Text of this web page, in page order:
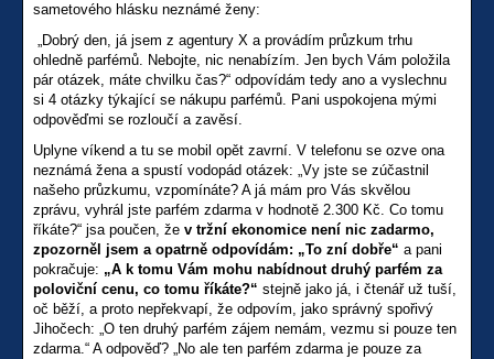
sametového hlásku neznámé ženy:
„Dobrý den, já jsem z agentury X a provádím průzkum trhu
ohledně parfémů. Nebojte, nic nenabízím. Jen bych Vám položila
pár otázek, máte chvilku čas?“ odpovídám tedy ano a vyslechnu
si 4 otázky týkající se nákupu parfémů. Pani uspokojena mými
odpověďmi se rozloučí a zavěsí.
Uplyne víkend a tu se mobil opět zavrní. V telefonu se ozve ona
neznámá žena a spustí vodopád otázek: „Vy jste se zúčastnil
našeho průzkumu, vzpomínáte? A já mám pro Vás skvělou
zprávu, vyhrál jste parfém zdarma v hodnotě 2.300 Kč. Co tomu
říkáte?“ jsa poučen, že v tržní ekonomice není nic zadarmo,
zpozorněl jsem a opatrně odpovídám: „To zní dobře“ a pani
pokračuje: „A k tomu Vám mohu nabídnout druhý parfém za
poloviční cenu, co tomu říkáte?“ stejně jako já, i čtenář už tuší,
oč běží, a proto nepřekvapí, že odpovím, jako správný spořivý
Jihočech: „O ten druhý parfém zájem nemám, vezmu si pouze ten
zdarma.“ A odpověď? „No ale ten parfém zdarma je pouze za